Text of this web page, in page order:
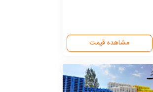
مشاهده قیمت